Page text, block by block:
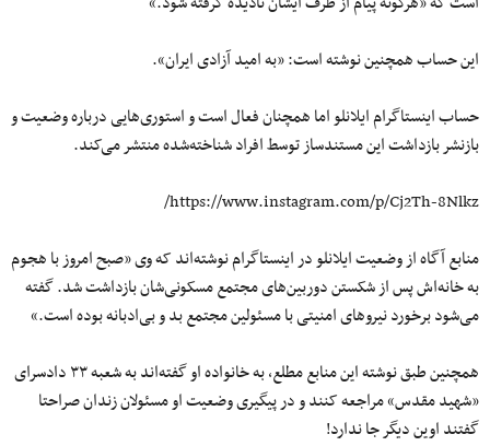
این حساب همچنین نوشته است: «به امید آزادی ایران».
حساب اینستاگرام ایلانلو اما همچنان فعال است و استوری‌هایی درباره وضعیت و
بازنشر بازداشت این مستندساز توسط افراد شناخته‌شده منتشر می‌کند.
https://www.instagram.com/p/Cj2Th-8Nlkz/
منابع آگاه از وضعیت ایلانلو در اینستاگرام نوشته‌اند که وی «صبح امروز با هجوم
به خانه‌اش پس از شکستن دوربین‌های مجتمع مسکونی‌شان بازداشت شد. گفته
می‌شود برخورد نیروهای امنیتی با مسئولین مجتمع بد و بی‌ادبانه بوده است.»
همچنین طبق نوشته‌ این منابع مطلع، به خانواده او گفته‌اند به شعبه ۳۳ دادسرای
«شهید مقدس» مراجعه کنند و در پیگیری وضعیت او مسئولان زندان صراحتا
گفتند اوین دیگر جا ندارد!